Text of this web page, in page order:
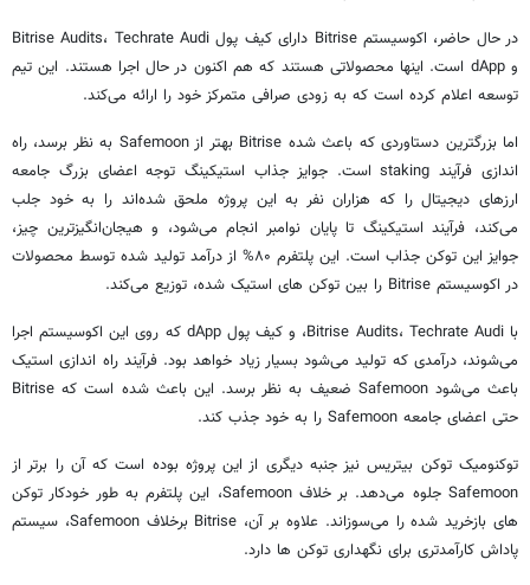
در حال حاضر، اکوسیستم Bitrise دارای کیف پول Bitrise Audits، Techrate Audi
و dApp است. اینها محصولاتی هستند که هم اکنون در حال اجرا هستند. این تیم
توسعه اعلام کرده است که به زودی صرافی متمرکز خود را ارائه می‌کند.
اما بزرگترین دستاوردی که باعث شده Bitrise بهتر از Safemoon به نظر برسد، راه
اندازی فرآیند staking است. جوایز جذاب استیکینگ توجه اعضای بزرگ جامعه
ارزهای دیجیتال را که هزاران نفر به این پروژه ملحق شده‌اند را به خود جلب
می‌کند، فرآیند استیکینگ تا پایان نوامبر انجام می‌شود، و هیجان‌انگیزترین چیز،
جوایز این توکن جذاب است. این پلتفرم ۸۰% از درآمد تولید شده توسط محصولات
در اکوسیستم Bitrise را بین توکن های استیک شده، توزیع می‌کند.
با Bitrise Audits، Techrate Audi، و کیف پول dApp که روی این اکوسیستم اجرا
می‌شوند، درآمدی که تولید می‌شود بسیار زیاد خواهد بود. فرآیند راه اندازی استیک
باعث می‌شود Safemoon ضعیف به نظر برسد. این باعث شده است که Bitrise
حتی اعضای جامعه Safemoon را به خود جذب کند.
توکنومیک توکن بیتریس نیز جنبه دیگری از این پروژه بوده است که آن را برتر از
Safemoon جلوه می‌دهد. بر خلاف Safemoon، این پلتفرم به طور خودکار توکن
های بازخرید شده را می‌سوزاند. علاوه بر آن، Bitrise برخلاف Safemoon، سیستم
پاداش کارآمدتری برای نگهداری توکن ها دارد.